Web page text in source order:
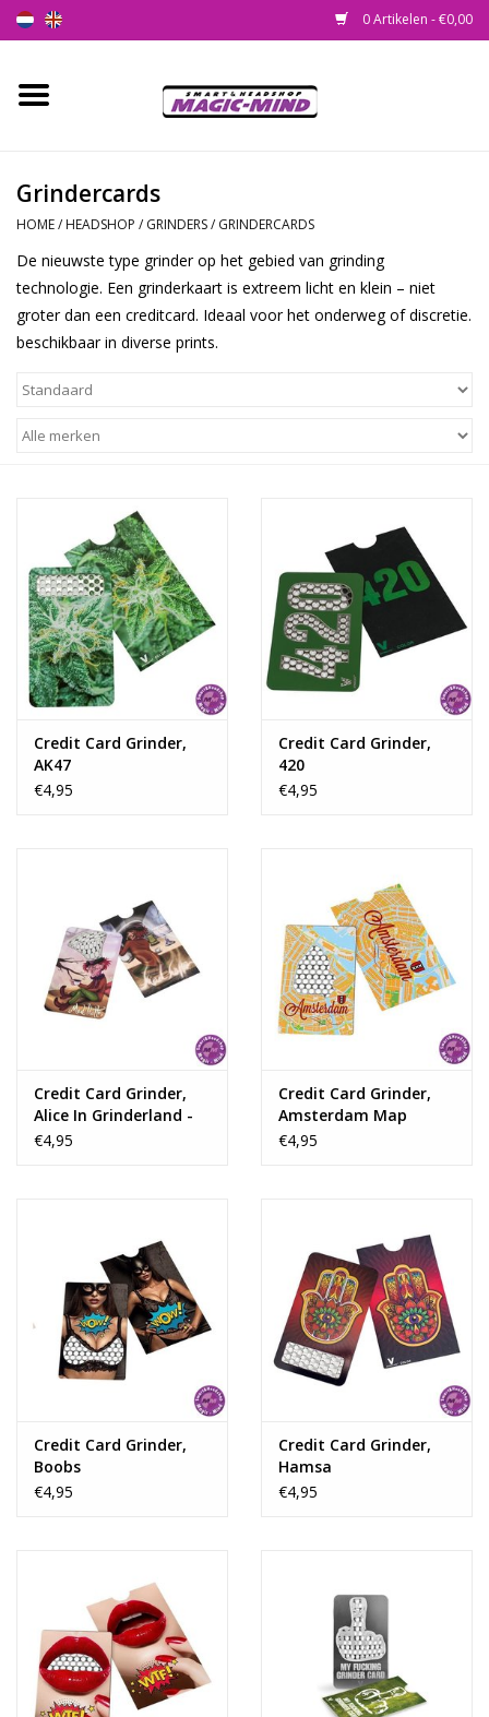
0 Artikelen - €0,00
Home
Smartshop
Headshop
SEEDSHOP
Rituals & Wierook
Sale
Grindercards
HOME/ HEADSHOP / GRINDERS/ GRINDERCARDS
De nieuwste type grinder op het gebied van grinding
technologie. Een grinderkaart is extreem licht en klein – niet
groter dan een creditcard. Ideaal voor het onderweg of discretie.
beschikbaar in diverse prints.
Credit Card Grinder,
AK47
€4,95
Credit Card Grinder,
420
€4,95
Credit Card Grinder,
Alice In Grinderland -
The Mad Hatter
€4,95
Credit Card Grinder,
Amsterdam Map
€4,95
Credit Card Grinder,
Boobs
€4,95
Credit Card Grinder,
Hamsa
€4,95